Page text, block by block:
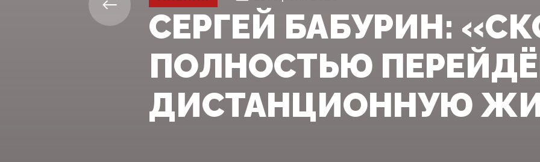
СЕРГЕЙ БАБУРИН:
ПОЛНОСТЬЮ
ДИСТАНЦИОННУЮ